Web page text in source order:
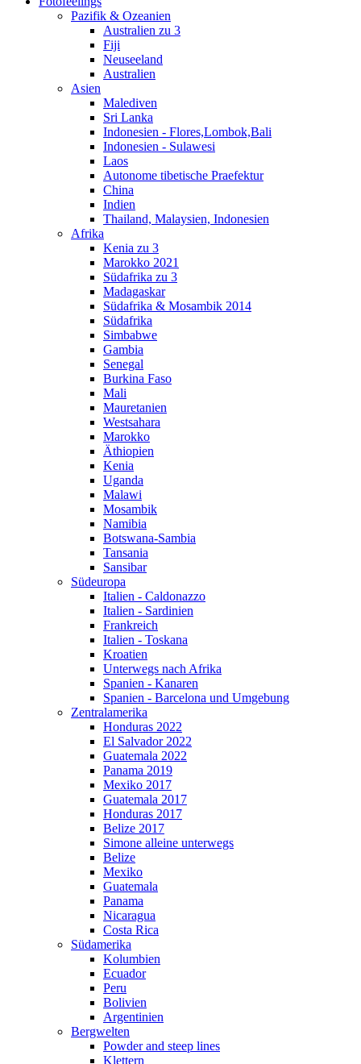
Pazifik & Ozeanien
Australien zu 3
Fiji
Neuseeland
Australien
Asien
Malediven
Sri Lanka
Indonesien - Flores,Lombok,Bali
Indonesien - Sulawesi
Laos
Autonome tibetische Praefektur
China
Indien
Thailand, Malaysien, Indonesien
Afrika
Kenia zu 3
Marokko 2021
Südafrika zu 3
Madagaskar
Südafrika & Mosambik 2014
Südafrika
Simbabwe
Gambia
Senegal
Burkina Faso
Mali
Mauretanien
Westsahara
Marokko
Äthiopien
Kenia
Uganda
Malawi
Mosambik
Namibia
Botswana-Sambia
Tansania
Sansibar
Südeuropa
Italien - Caldonazzo
Italien - Sardinien
Frankreich
Italien - Toskana
Kroatien
Unterwegs nach Afrika
Spanien - Kanaren
Spanien - Barcelona und Umgebung
Zentralamerika
Honduras 2022
El Salvador 2022
Guatemala 2022
Panama 2019
Mexiko 2017
Guatemala 2017
Honduras 2017
Belize 2017
Simone alleine unterwegs
Belize
Mexiko
Guatemala
Panama
Nicaragua
Costa Rica
Südamerika
Kolumbien
Ecuador
Peru
Bolivien
Argentinien
Bergwelten
Powder and steep lines
Klettern